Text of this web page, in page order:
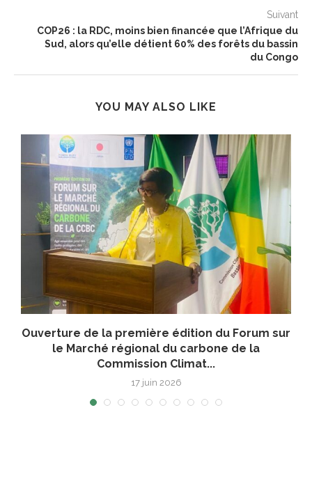
Suivant
COP26 : la RDC, moins bien financée que l’Afrique du
Sud, alors qu’elle détient 60% des forêts du bassin
du Congo
YOU MAY ALSO LIKE
Ouverture de la première édition du Forum sur
le Marché régional du carbone de la
Commission Climat...
17 juin 2026